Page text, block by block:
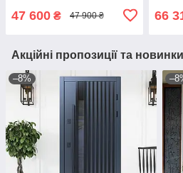
47 600 ₴ 47 900 ₴ 66
Акційні пропозиції та новинки
–8%